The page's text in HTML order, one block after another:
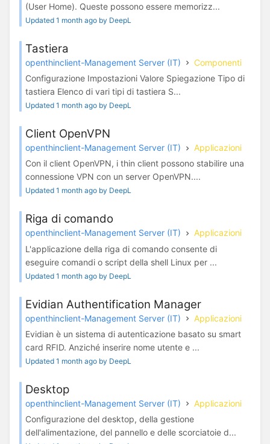
(User Home). Queste possono essere memorizz...
Updated 1 month ago by DeepL
Tastiera
openthinclient-Management Server (IT)
Componenti
Configurazione Impostazioni Valore Spiegazione Tipo di
tastiera Elenco di vari tipi di tastiera S...
Updated 1 month ago by DeepL
Client OpenVPN
openthinclient-Management Server (IT)
Applicazioni
Con il client OpenVPN, i thin client possono stabilire una
connessione VPN con un server OpenVPN....
Updated 1 month ago by DeepL
Riga di comando
openthinclient-Management Server (IT)
Applicazioni
L'applicazione della riga di comando consente di
eseguire comandi o script della shell Linux per ...
Updated 1 month ago by DeepL
Evidian Authentification Manager
openthinclient-Management Server (IT)
Applicazioni
Evidian è un sistema di autenticazione basato su smart
card RFID. Anziché inserire nome utente e ...
Updated 1 month ago by DeepL
Desktop
openthinclient-Management Server (IT)
Applicazioni
Configurazione del desktop, della gestione
dell'alimentazione, del pannello e delle scorciatoie d...